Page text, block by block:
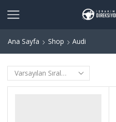
Ana Sayfa Shop Audi